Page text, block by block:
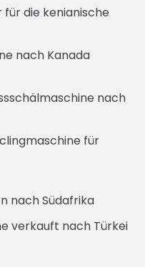
die kenianische
nach Kanada
nach
für
nach Südafrika
verkauft nach Türkei